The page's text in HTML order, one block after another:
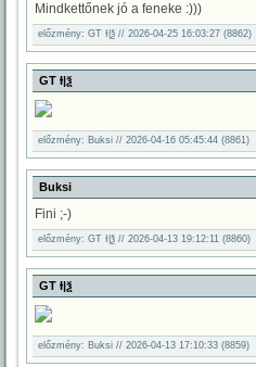
Mindkettőnek jó a feneke :)))
előzmény: GT Ɨ|ѯ // 2026-04-25 16:03:27 (8862)
GT Ɨ|ѯ
előzmény: Buksi // 2026-04-16 05:45:44 (8861)
Buksi
Fini ;-)
előzmény: GT Ɨ|ѯ // 2026-04-13 19:12:11 (8860)
GT Ɨ|ѯ
előzmény: Buksi // 2026-04-13 17:10:33 (8859)